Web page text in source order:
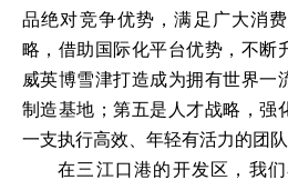
品绝对竞争优势，满足广大消
略，借助国际化平台优势，不断
威英博雪津打造成为拥有世界一
制造基地；第五是人才战略，强
一支执行高效、年轻有活力的团队
在三江口港的开发区，我